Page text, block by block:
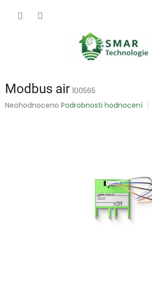
Modbus air 100565
Průměrné
Neohodnoceno Podrobnosti hodnocení